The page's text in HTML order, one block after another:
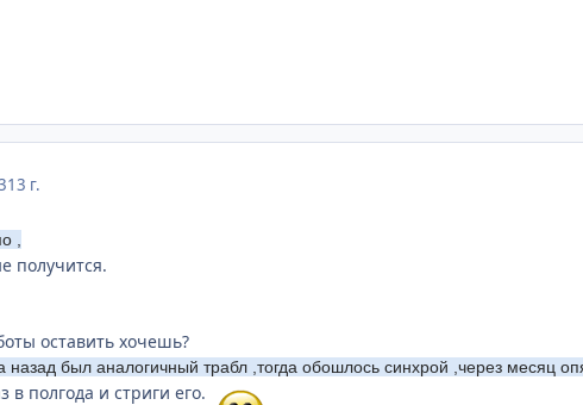
13 г.
,
получится.
оставить хочешь?
назад был аналогичный трабл ,тогда обошлось синхрой ,через месяц
в полгода и стриги его.